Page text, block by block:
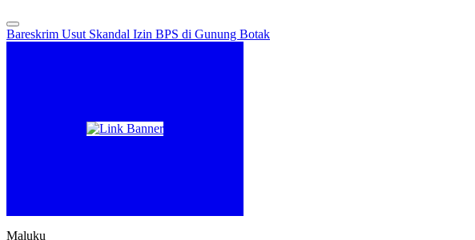
Bareskrim Usut Skandal Izin BPS di Gunung Botak
Maluku